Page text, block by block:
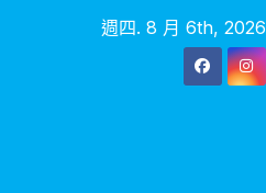
週四. 8 月 6th, 2026